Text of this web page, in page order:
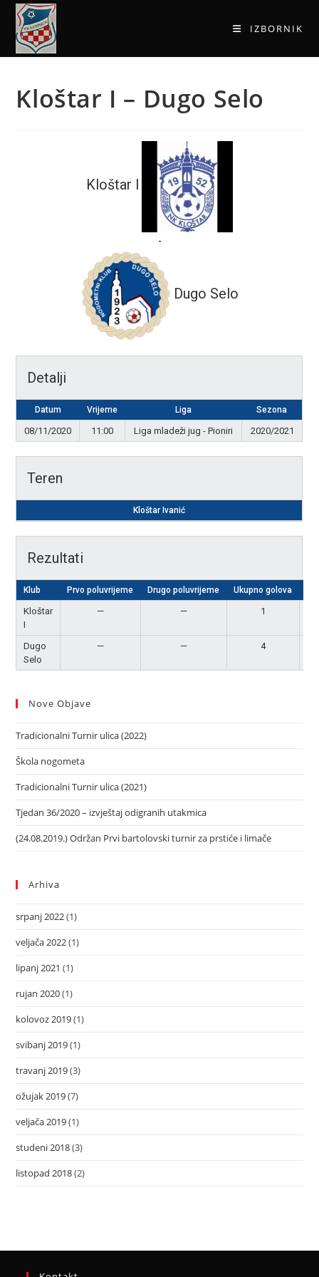
IZBORNIK
Kloštar I – Dugo Selo
Kloštar I
-
Dugo Selo
Detalji
Datum Vrijeme Liga Sezona
08/11/2020 11:00 Liga mladeži jug - Pioniri 2020/2021
Teren
Kloštar Ivanić
Rezultati
Klub Prvo poluvrijeme Drugo poluvrijeme Ukupno golova
Kloštar
I
— — 1
Dugo
Selo
— — 4
Nove Objave
Tradicionalni Turnir ulica (2022)
Škola nogometa
Tradicionalni Turnir ulica (2021)
Tjedan 36/2020 – izvještaj odigranih utakmica
(24.08.2019.) Održan Prvi bartolovski turnir za prstiće i limače
Arhiva
srpanj 2022(1)
veljača 2022(1)
lipanj 2021 (1)
rujan 2020(1)
kolovoz 2019(1)
svibanj 2019(1)
travanj 2019(3)
ožujak 2019(7)
veljača 2019(1)
studeni 2018(3)
listopad 2018(2)